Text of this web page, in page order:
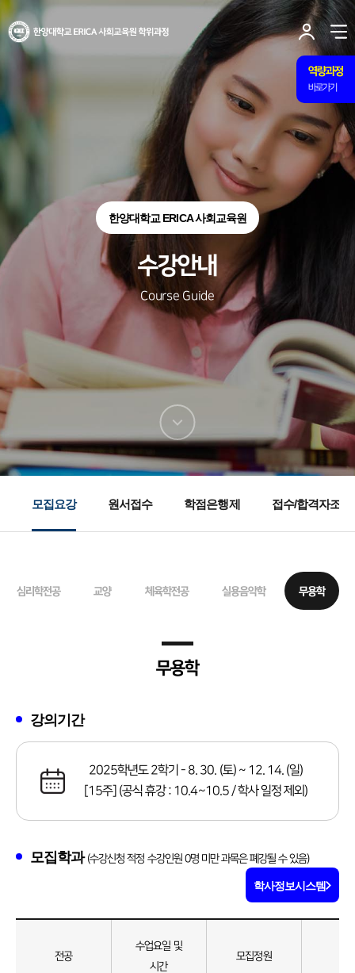
한양대학교
ERICA
사회교육원
학위과정
유저
토글
메뉴
사
역량과정
바로가기
한양대학교 ERICA 사회교육원
수강안내
Course Guide
다음
섹션으로
이동
모집요강 원서접수 학점은행제 접수/합격자조회
심리학전공 교양 체육학전공 실용음악학 무용학
무용학
강의기간
2025학년도 2학기 - 8. 30. (토) ~ 12. 14. (일)
[15주] (공식 휴강 : 10.4~10.5 / 학사 일정 제외)
모집학과 (수강신청 적정 수강인원 0명 미만 과목은 폐강될 수 있음)
학사정보시스템
전공
수업요일 및
시간
모집정원